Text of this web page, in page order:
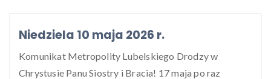
Niedziela 10 maja 2026 r.
Komunikat Metropolity Lubelskiego Drodzy w
Chrystusie Panu Siostry i Bracia! 17 maja po raz